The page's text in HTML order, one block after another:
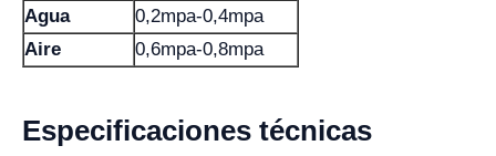
Agua
0,2mpa-0,4mpa
Aire
0,6mpa-0,8mpa
Especificaciones técnicas